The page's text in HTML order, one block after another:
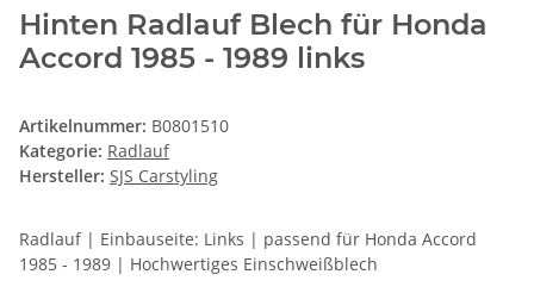
Hinten Radlauf Blech für Honda
Accord 1985 - 1989 links
Artikelnummer: B0801510
Kategorie: Radlauf
Hersteller: SJS Carstyling
Radlauf | Einbauseite: Links | passend für Honda Accord
1985 - 1989 | Hochwertiges Einschweißblech